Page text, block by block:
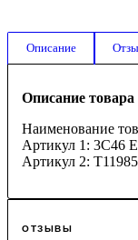
Описание
Описание товара
Наименование
Артикул 1: 3C46
Артикул 2:
ОТЗЫВЫ